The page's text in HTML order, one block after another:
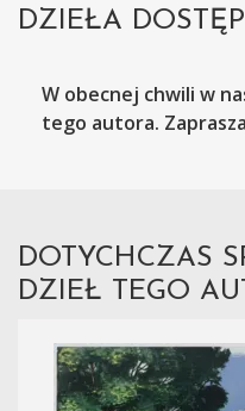
DZIEŁA
W obecnej chwili w
tego autora.
DOTYCHCZAS
DZIEŁ TEGO